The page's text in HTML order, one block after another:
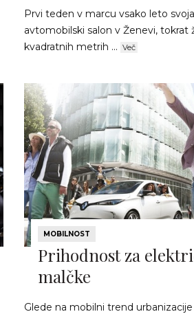
Prvi teden v marcu vsako leto
avtomobilski salon v Ženevi, tokrat
kvadratnih metrih ... Več
MOBILNOST
Prihodnost za
malčke
Glede na mobilni trend urbanizacije